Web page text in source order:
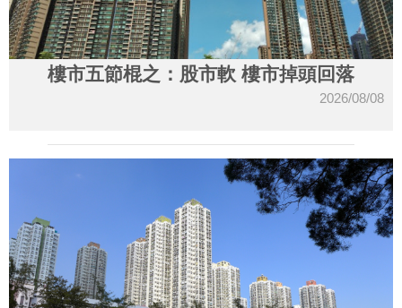
樓市五節棍之：股市軟 樓市掉頭回落
2026/08/08